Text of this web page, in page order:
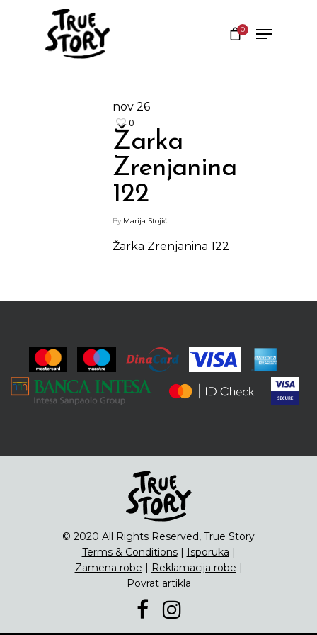
0
nov 26
0
Žarka
Zrenjanina
122
By Marija Stojić |
Žarka Zrenjanina 122
© 2020 All Rights Reserved, True Story
Terms & Conditions| Isporuka |
Zamena robe | Reklamacija robe |
Povrat artikla
Shop
Barovi
Sušeno Voće
Paketi proizvoda